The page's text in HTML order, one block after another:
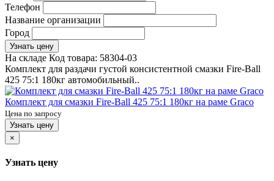
Телефон
Название организации
Город
Узнать цену
На складе Код товара: 58304-03
Комплект для раздачи густой консистентной смазки Fire-Ball
425 75:1 180кг автомобильный..
Комплект для смазки Fire-Ball 425 75:1 180кг на раме Graco
Цена по запросу
Узнать цену
×
Узнать цену